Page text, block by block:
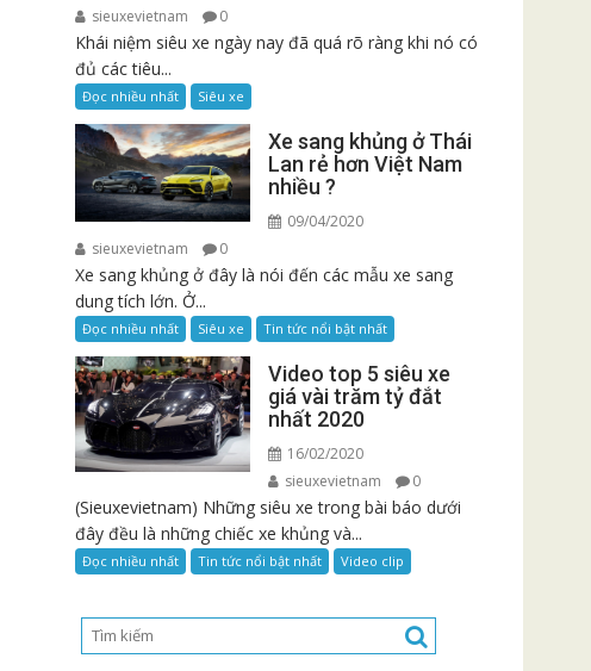
sieuxevietnam
0
Khái niệm siêu xe ngày nay đã quá rõ ràng khi nó có
đủ các tiêu...
Đọc nhiều nhất Siêu xe
Xe sang khủng ở Thái
Lan rẻ hơn Việt Nam
nhiều ?
09/04/2020
sieuxevietnam
0
Xe sang khủng ở đây là nói đến các mẫu xe sang
dung tích lớn. Ở...
Đọc nhiều nhất Siêu xe Tin tức nổi bật nhất
Video top 5 siêu xe
giá vài trăm tỷ đắt
nhất 2020
16/02/2020
sieuxevietnam
0
(Sieuxevietnam) Những siêu xe trong bài báo dưới
đây đều là những chiếc xe khủng và...
Đọc nhiều nhất Tin tức nổi bật nhất Video clip